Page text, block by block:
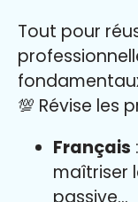
Tout pour
💯 Révise les
Français
maîtriser